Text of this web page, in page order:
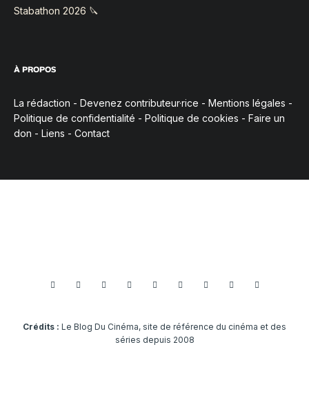
Stabathon 2026 🔪
À PROPOS
La rédaction - Devenez contributeur·rice - Mentions légales -
Politique de confidentialité - Politique de cookies - Faire un
don - Liens - Contact
Crédits : Le Blog Du Cinéma, site de référence du cinéma et des
séries depuis 2008